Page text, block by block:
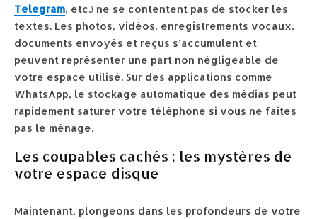
Telegram, etc.) ne se contentent pas de stocker les
textes. Les photos, vidéos, enregistrements vocaux,
documents envoyés et reçus s’accumulent et
peuvent représenter une part non négligeable de
votre espace utilisé. Sur des applications comme
WhatsApp, le stockage automatique des médias peut
rapidement saturer votre téléphone si vous ne faites
pas le ménage.
Les coupables cachés : les mystères de
votre espace disque
Maintenant, plongeons dans les profondeurs de votre